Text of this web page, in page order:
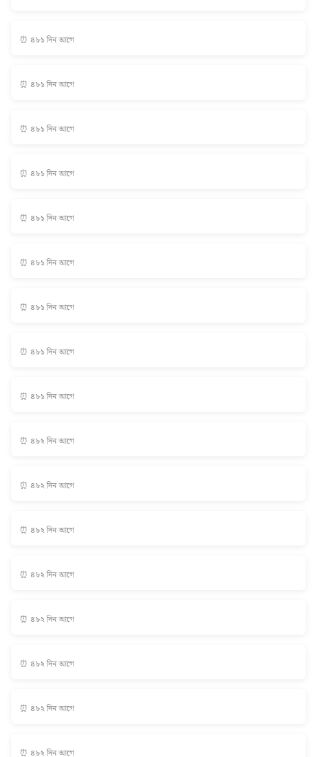
⏰ ৪৮১ দিন আগে
⏰ ৪৮১ দিন আগে
⏰ ৪৮১ দিন আগে
⏰ ৪৮১ দিন আগে
⏰ ৪৮১ দিন আগে
⏰ ৪৮১ দিন আগে
⏰ ৪৮১ দিন আগে
⏰ ৪৮১ দিন আগে
⏰ ৪৮১ দিন আগে
⏰ ৪৮২ দিন আগে
⏰ ৪৮২ দিন আগে
⏰ ৪৮২ দিন আগে
⏰ ৪৮২ দিন আগে
⏰ ৪৮২ দিন আগে
⏰ ৪৮২ দিন আগে
⏰ ৪৮২ দিন আগে
⏰ ৪৮২ দিন আগে